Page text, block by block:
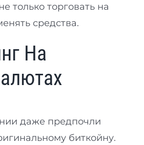
только торговать на
средства.
На
даже предпочли
биткойну.